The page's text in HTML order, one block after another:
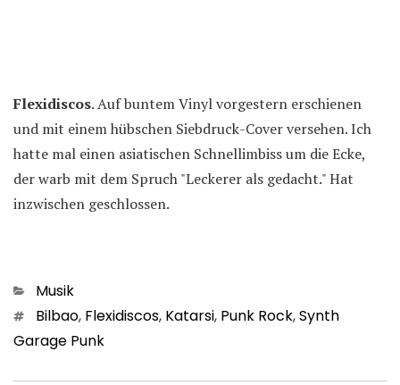
Flexidiscos. Auf buntem Vinyl vorgestern erschienen
und mit einem hübschen Siebdruck-Cover versehen. Ich
hatte mal einen asiatischen Schnellimbiss um die Ecke,
der warb mit dem Spruch "Leckerer als gedacht." Hat
inzwischen geschlossen.
Kategorien
Musik
Schlagwörter
Bilbao, Flexidiscos, Katarsi, Punk Rock,Synth
Garage Punk